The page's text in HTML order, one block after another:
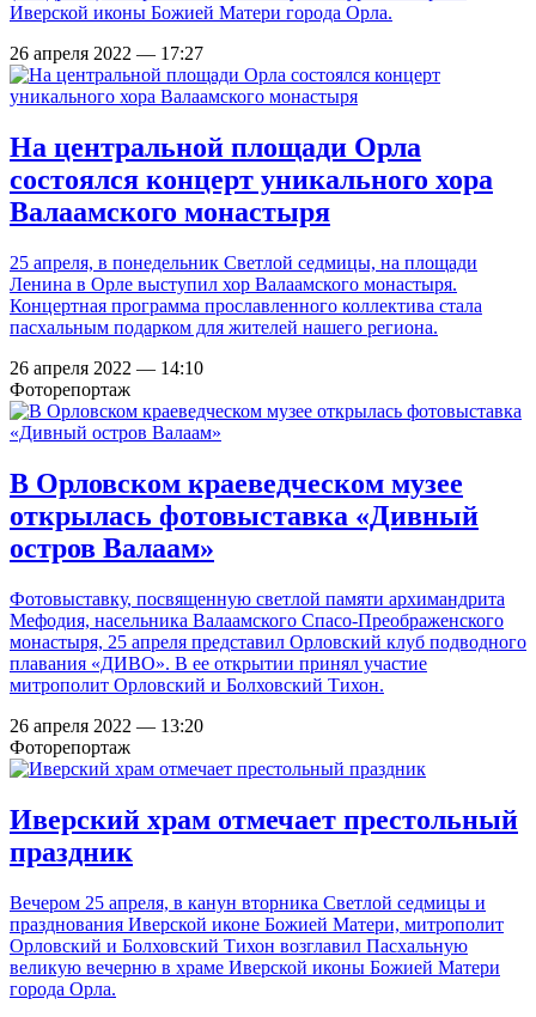
Иверской иконы Божией Матери города Орла.
26 апреля 2022 — 17:27
На центральной площади Орла
состоялся концерт уникального хора
Валаамского монастыря
25 апреля, в понедельник Светлой седмицы, на площади
Ленина в Орле выступил хор Валаамского монастыря.
Концертная программа прославленного коллектива стала
пасхальным подарком для жителей нашего региона.
26 апреля 2022 — 14:10
Фоторепортаж
В Орловском краеведческом музее
открылась фотовыставка «Дивный
остров Валаам»
Фотовыставку, посвященную светлой памяти архимандрита
Мефодия, насельника Валаамского Спасо-Преображенского
монастыря, 25 апреля представил Орловский клуб подводного
плавания «ДИВО». В ее открытии принял участие
митрополит Орловский и Болховский Тихон.
26 апреля 2022 — 13:20
Фоторепортаж
Иверский храм отмечает престольный
праздник
Вечером 25 апреля, в канун вторника Светлой седмицы и
празднования Иверской иконе Божией Матери, митрополит
Орловский и Болховский Тихон возглавил Пасхальную
великую вечерню в храме Иверской иконы Божией Матери
города Орла.